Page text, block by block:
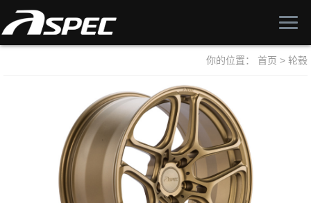
你的位置： 首页 > 轮毂